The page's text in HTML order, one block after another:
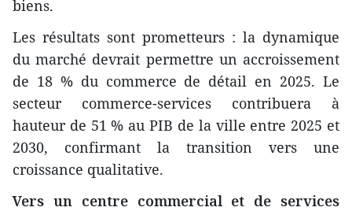
biens.
Les résultats sont prometteurs : la dynamique
du marché devrait permettre un accroissement
de 18 % du commerce de détail en 2025. Le
secteur commerce-services contribuera à
hauteur de 51 % au PIB de la ville entre 2025 et
2030, confirmant la transition vers une
croissance qualitative.
Vers un centre commercial et de services